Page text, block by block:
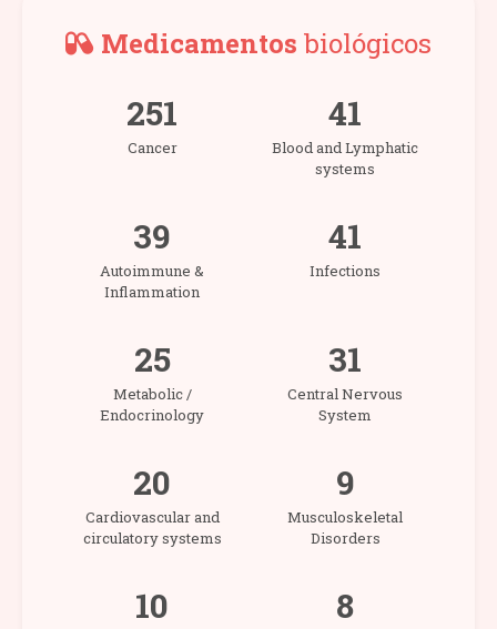
Medicamentos biológicos
251
Cancer
41
Blood and Lymphatic
systems
39
Autoimmune &
Inflammation
41
Infections
25
Metabolic /
Endocrinology
31
Central Nervous
System
20
Cardiovascular and
circulatory systems
9
Musculoskeletal
Disorders
10 8